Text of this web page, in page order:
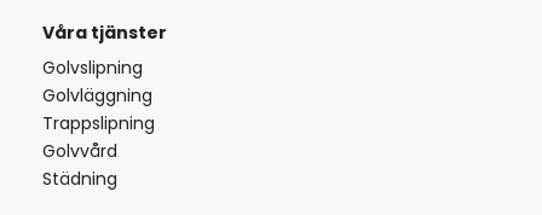
Våra tjänster
Golvslipning
Golvläggning
Trappslipning
Golvvård
Städning